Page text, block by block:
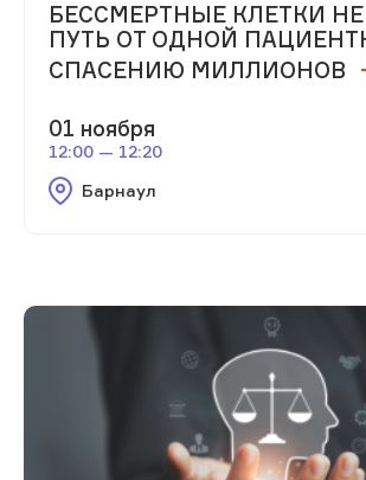
БЕССМЕРТНЫЕ КЛЕТКИ
ПУТЬ ОТ ОДНОЙ
СПАСЕНИЮ МИЛЛИОНОВ
01 ноября
12:00 — 12:20
Барнаул